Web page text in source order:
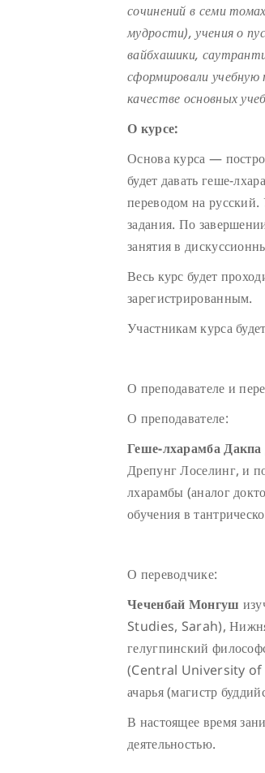
сочинений в семи
мудрости), учения о
вайбхашики,
сформировали
качестве основных
О курсе:
Основа курса —
будет давать геше-
переводом на
задания. По
занятия в
Весь курс будет
зарегистрированным.
Участникам курса
О преподавателе и
О преподавателе:
Геше-лхарамба
Дрепунг Лоселинг, и
лхарамбы (аналог
обучения в
О переводчике:
Чеченбай Монгуш
Studies, Sarah),
гелугпинский
(Central University of
ачарья (магистр
В настоящее время
деятельностью.